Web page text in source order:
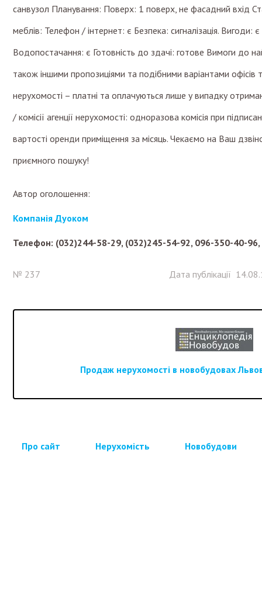
санвузол Планування: Поверх: 1 поверх, не фасадний вхід
меблів: Телефон / інтернет: є Безпека: сигналізація. Вигоди:
Водопостачання: є Готовність до здачі: готове Вимоги до
також іншими пропозиціями та подібними варіантами офісів
нерухомості – платні та оплачуються лише у випадку
/ комісії агенції нерухомості: одноразова комісія при
вартості оренди приміщення за місяць. Чекаємо на Ваш
приємного пошуку!
Автор оголошення:
Компанія Дуоком
Телефон: (032)244-58-29, (032)245-54-92, 096-350-40-
№ 237 Дата публікації
Продаж нерухомості в новобудовах
Про сайт Нерухомість Новобудови